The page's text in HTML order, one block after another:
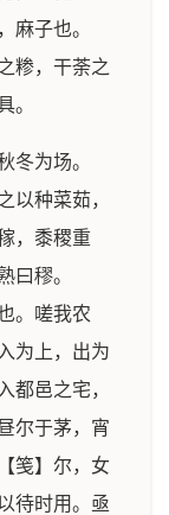
麻子也。
糁，干荼之
。
冬为场。
以种菜茹，
，黍稷重
曰穋。
。嗟我农
为上，出为
都邑之宅，
尔于茅，宵
笺】尔，女
待时用。亟